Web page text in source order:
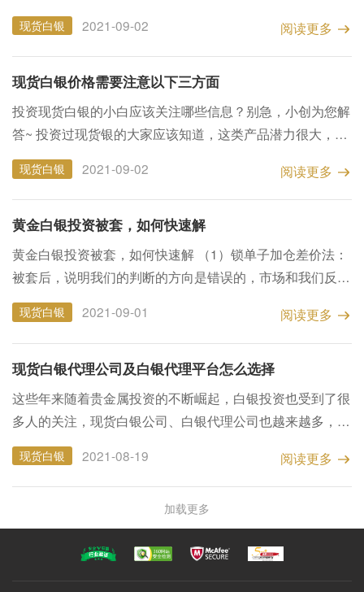
金属投资理财产品受到投资者的青睐，尤其是现货白银投
资，成为市场热点。但是，投资者要想做好现货白银的投
资，就必...
现货白银 2021-09-02 阅读更多
现货白银价格需要注意以下三方面
投资现货白银的小白应该关注哪些信息？别急，小创为您解
答~ 投资过现货银的大家应该知道，这类产品潜力很大，因
为现货银采用的是资金杠杆原理。因此，如果投资者选择这
种基于合约的交易，可以在交易完成后1-2个工作日内完成
交割...
现货白银 2021-09-02 阅读更多
黄金白银投资被套，如何快速解
黄金白银投资被套，如何快速解 （1）锁单子加仓差价法：
被套后，说明我们的判断的方向是错误的，市场和我们反方
向的价格走，等反弹或下跌到一定的高度，估计见短线高点
了，要不断加仓锁单子资金，确保锁单子仓位大于单子被套
仓位。通过...
现货白银 2021-09-01 阅读更多
现货白银代理公司及白银代理平台怎么选择
这些年来随着贵金属投资的不断崛起，白银投资也受到了很
多人的关注，现货白银公司、白银代理公司也越来越多，贵
金属行业的发展离不开默默奉献的贵金属代理者，贵金属代
理人员在其中起着呈上启下的作用，是代理平台与个人投资
者...
现货白银 2021-08-19 阅读更多
加载更多